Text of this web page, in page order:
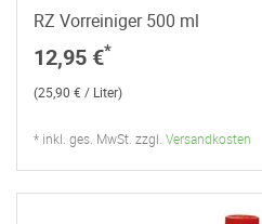
RZ Vorreiniger 500 ml
12,95 €*
(25,90 € / Liter)
* inkl. ges. MwSt. zzgl. Versandkosten